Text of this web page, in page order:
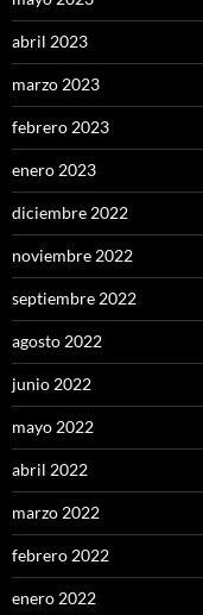
abril 2023
marzo 2023
febrero 2023
enero 2023
diciembre 2022
noviembre 2022
septiembre 2022
agosto 2022
junio 2022
mayo 2022
abril 2022
marzo 2022
febrero 2022
enero 2022